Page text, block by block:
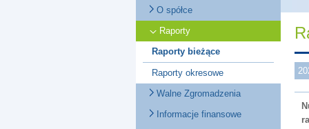
O spółce
Raporty
Raporty bieżące
Raporty okresowe
Walne Zgromadzenia
Informacje finansowe